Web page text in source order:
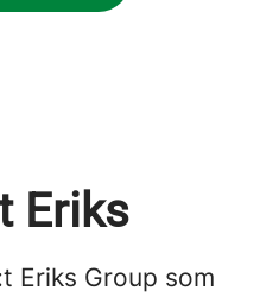
Eriks
Eriks Group som